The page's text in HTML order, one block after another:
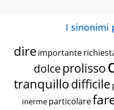
I sinonimi
dire importante
dolce prolisso
tranquillodifficile
inerme particolare